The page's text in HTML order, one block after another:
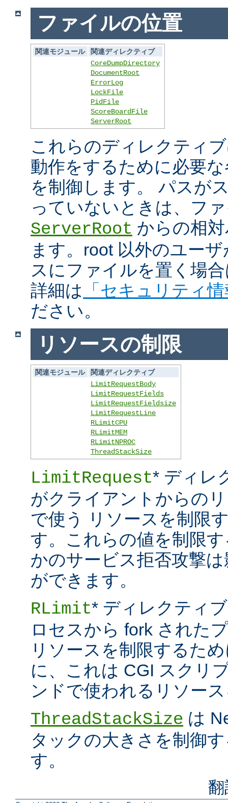
ファイルの位置
関連モジュール
関連ディレクティブ
CoreDumpDirectory
DocumentRoot
ErrorLog
LockFile
PidFile
ScoreBoardFile
ServerRoot
これらのディレクティ
動作をするために必要
を制御します。 パスが
っていないときは、フ
ServerRoot からの相
ます。root 以外のユー
スにファイルを置く場
詳細は
「セキュリティ
ださい。
リソースの制限
関連モジュール
関連ディレクティブ
LimitRequestBody
LimitRequestFields
LimitRequestFieldsize
LimitRequestLine
RLimitCPU
RLimitMEM
RLimitNPROC
ThreadStackSize
LimitRequest* ディレ
がクライアントからの
で使う リソースを制限
す。これらの値を制限
かのサービス拒否攻撃
ができます。
RLimit* ディレクティ
ロセスから fork された
リソースを制限するた
に、これは CGI スクリ
ンドで使われるリソー
ThreadStackSize は
タックの大きさを制御
す。